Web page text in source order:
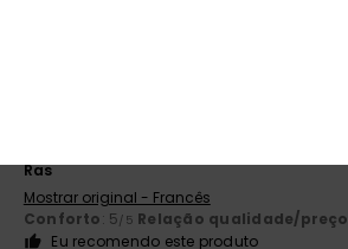
Ras
Mostrar original - Francês
Conforto: 5/5 Relação qualidade/preço
Eu recomendo este produto